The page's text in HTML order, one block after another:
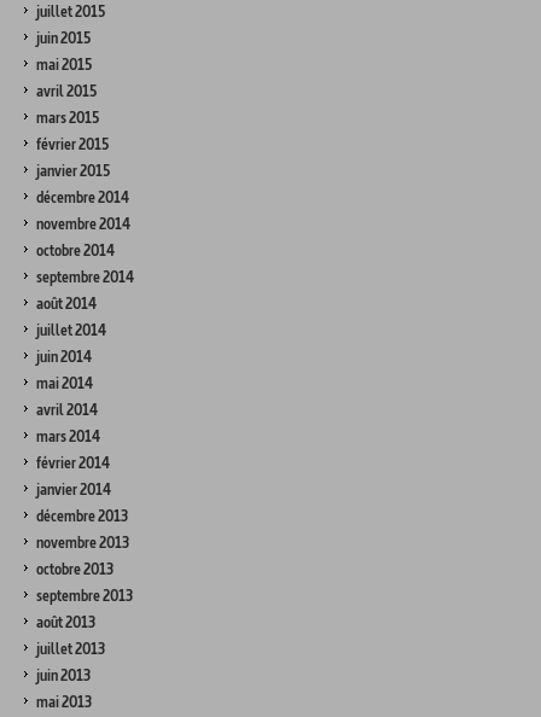
juillet 2015
juin 2015
mai 2015
avril 2015
mars 2015
février 2015
janvier 2015
décembre 2014
novembre 2014
octobre 2014
septembre 2014
août 2014
juillet 2014
juin 2014
mai 2014
avril 2014
mars 2014
février 2014
janvier 2014
décembre 2013
novembre 2013
octobre 2013
septembre 2013
août 2013
juillet 2013
juin 2013
mai 2013